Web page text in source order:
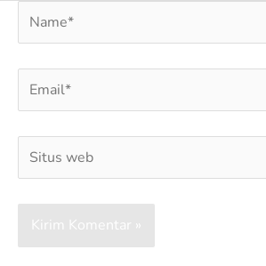
Name*
Email*
Situs
web